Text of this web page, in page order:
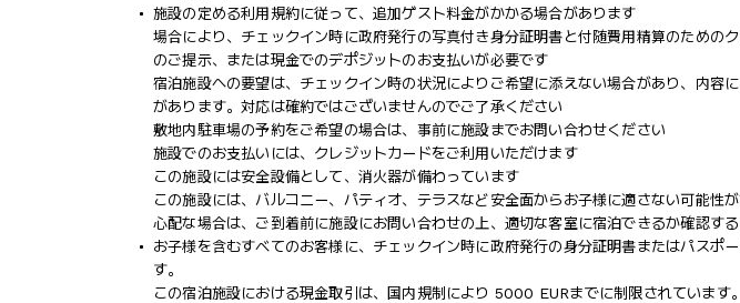
施設の定める利用規約に従って、追加ゲスト料金がかかる場合があります
場合により、チェックイン時に政府発行の写真付き身分証明書と付随費用精算のための
のご提示、または現金でのデポジットのお支払いが必要です
宿泊施設への要望は、チェックイン時の状況によりご希望に添えない場合があり、内容
があります。対応は確約ではございませんのでご了承ください
敷地内駐車場の予約をご希望の場合は、事前に施設までお問い合わせください
施設でのお支払いには、クレジットカードをご利用いただけます
この施設には安全設備として、消火器が備わっています
この施設には、バルコニー、パティオ、テラスなど安全面からお子様に適さない可能性
心配な場合は、ご到着前に施設にお問い合わせの上、適切な客室に宿泊できるか確認する
お子様を含むすべてのお客様に、チェックイン時に政府発行の身分証明書またはパスポ
す。
この宿泊施設における現金取引は、国内規制により 5000 EURまでに制限されています